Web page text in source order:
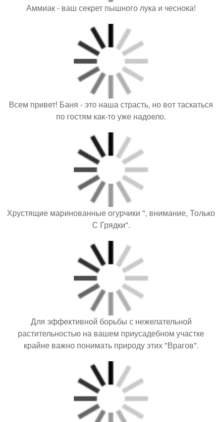
Аммиак - ваш секрет пышного лука и чеснока!
Всем привет! Баня - это наша страсть, но вот таскаться
по гостям как-то уже надоело.
Хрустящие маринованные огурчики ", внимание, Только
С Грядки".
Для эффективной борьбы с нежелательной
растительностью на вашем приусадебном участке
крайне важно понимать природу этих "Врагов".